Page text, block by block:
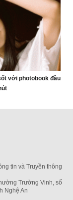
với photobook đầu
tin và Truyền thông
Trường Vinh, số
Nghệ An